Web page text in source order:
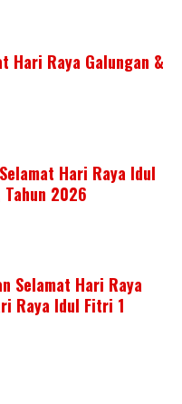
Hari Raya Galungan &
Hari Raya Idul
2026
Selamat Hari Raya
Raya Idul Fitri 1